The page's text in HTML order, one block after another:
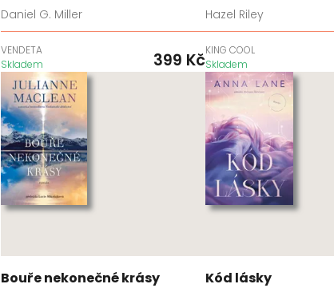
Daniel G. Miller
VENDETA
Skladem
399 Kč
Hazel Riley
KING COOL
Skladem
Bouře nekonečné krásy Kód lásky